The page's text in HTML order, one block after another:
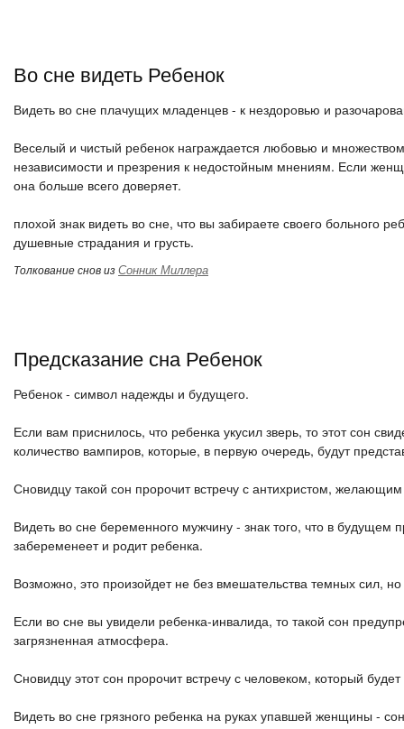
Во сне видеть Ребенок
Видеть во сне плачущих младенцев - к нездоровью и
Веселый и чистый ребенок награждается любовью и
независимости и презрения к недостойным мнениям. Если
она больше всего доверяет.
плохой знак видеть во сне, что вы забираете своего больного
душевные страдания и грусть.
Толкование снов изСонник Миллера
Предсказание сна Ребенок
Ребенок - символ надежды и будущего.
Если вам приснилось, что ребенка укусил зверь, то этот сон
количество вампиров, которые, в первую очередь, будут
Сновидцу такой сон пророчит встречу с антихристом,
Видеть во сне беременного мужчину - знак того, что в будущем
забеременеет и родит ребенка.
Возможно, это произойдет не без вмешательства темных сил,
Если во сне вы увидели ребенка-инвалида, то такой сон
загрязненная атмосфера.
Сновидцу этот сон пророчит встречу с человеком, который
Видеть во сне грязного ребенка на руках упавшей женщины -